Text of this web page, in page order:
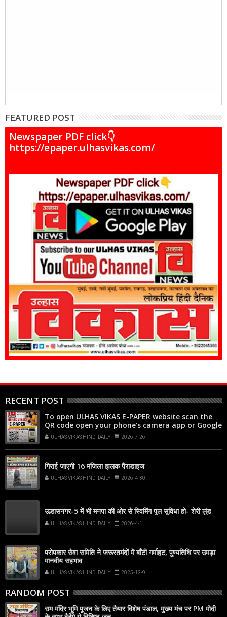
FEATURED POST
Newspaper PDF click👇
https://epaper.ulhasvikas.com/
RECENT POST
To open ULHAS VIKAS E-PAPER website scan the
QR code open your phone's camera app or Google
Lens, point it at the code, and tap the web link
popup that appears on your screen
ULHAS VIKAS HINDI DAILY 2026-7-26
गिराई जाएगी 16 मंजिला झलक पैराडाइज
ULHAS VIKAS HINDI DAILY 2026-4-30
उल्हासनगर-5 में भी मनपा की ओर से स्विमिंग पुल सुविधा हो- शेरी लुंड
ULHAS VIKAS HINDI DAILY 2026-4-1
परोपकार सेवा समिति ने जरूरतमंदों में बाँटी गर्माहट, पुण्यतिथि पर उमड़ा
मानवीय सहभाव
ULHAS VIKAS HINDI DAILY 2025-12-9
RANDOM POST
राम मंदिर भूमि पूजन के लिए तैयार विशेष पंडाल, मुख्य मंच पर PM मोदी